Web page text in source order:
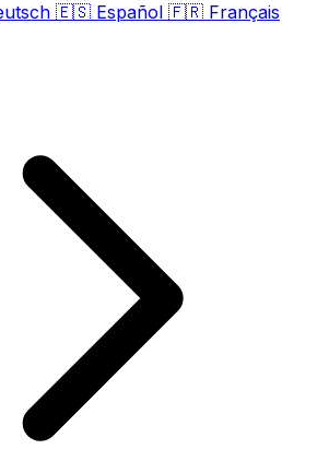
🇪🇸 Español 🇫🇷 Français